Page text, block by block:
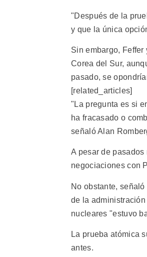
"Después de la
y que la única
Sin embargo,
Corea del Sur,
pasado, se
[related_articles]
"La pregunta es si
ha fracasado o
señaló Alan
A pesar de
negociaciones con
No obstante,
de la
nucleares "estuvo
La prueba atómica
antes.